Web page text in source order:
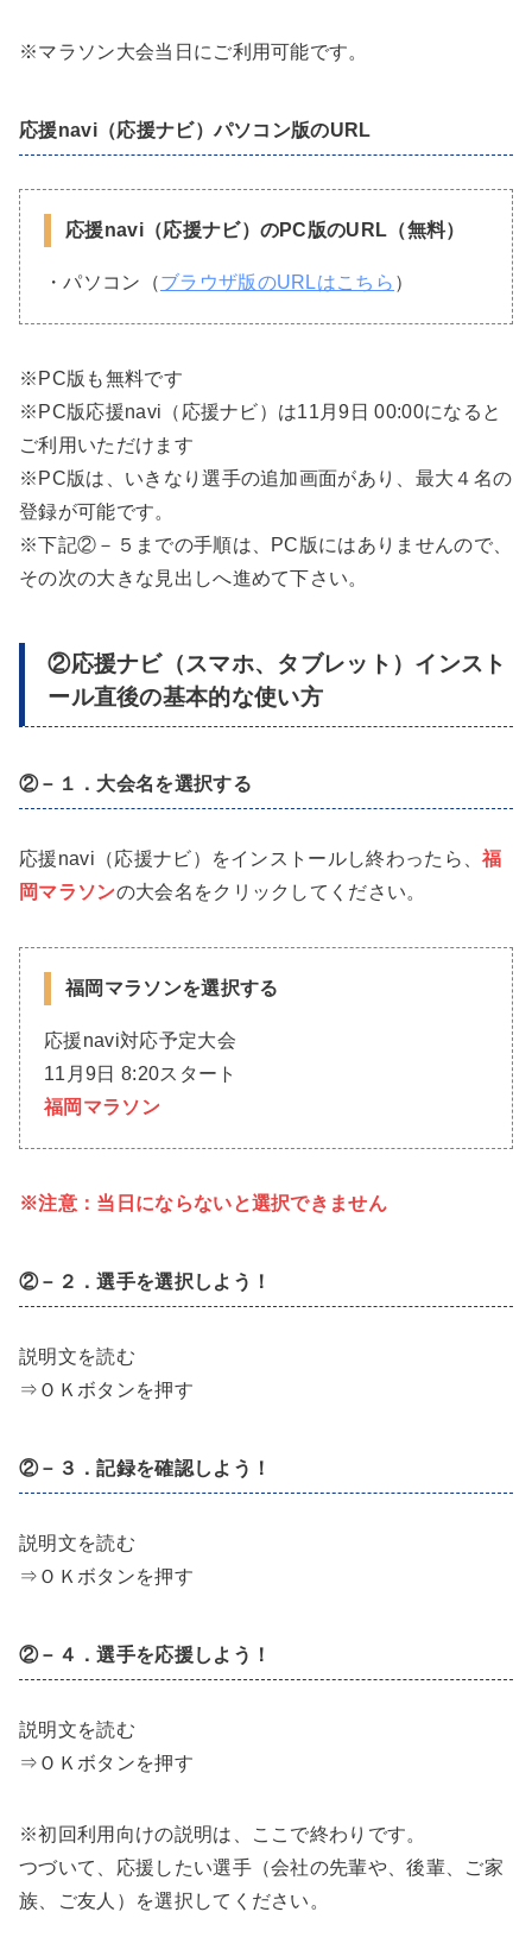
※マラソン大会当日にご利用可能です。
応援navi（応援ナビ）パソコン版のURL
応援navi（応援ナビ）のPC版のURL（無料）
・パソコン（ブラウザ版のURLはこちら ）
※PC版も無料です
※PC版応援navi（応援ナビ）は11月9日 00:00になると
ご利用いただけます
※PC版は、いきなり選手の追加画面があり、最大４名の
登録が可能です。
※下記②－５までの手順は、PC版にはありませんので、
その次の大きな見出しへ進めて下さい。
②応援ナビ（スマホ、タブレット）インスト
ール直後の基本的な使い方
②－１．大会名を選択する
応援navi（応援ナビ）をインストールし終わったら、福
岡マラソンの大会名をクリックしてください。
福岡マラソンを選択する
応援navi対応予定大会
11月9日 8:20スタート
福岡マラソン
※注意：当日にならないと選択できません
②－２．選手を選択しよう！
説明文を読む
⇒ＯＫボタンを押す
②－３．記録を確認しよう！
説明文を読む
⇒ＯＫボタンを押す
②－４．選手を応援しよう！
説明文を読む
⇒ＯＫボタンを押す
※初回利用向けの説明は、ここで終わりです。
つづいて、応援したい選手（会社の先輩や、後輩、ご家
族、ご友人）を選択してください。